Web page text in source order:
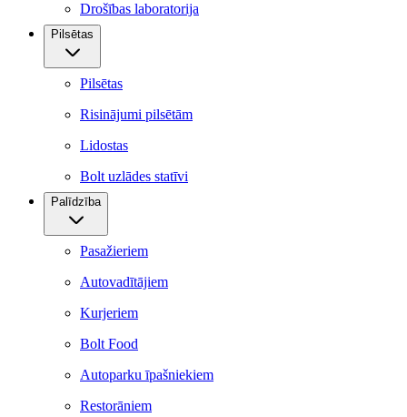
Drošības laboratorija
Pilsētas
Pilsētas
Risinājumi pilsētām
Lidostas
Bolt uzlādes statīvi
Palīdzība
Pasažieriem
Autovadītājiem
Kurjeriem
Bolt Food
Autoparku īpašniekiem
Restorāniem